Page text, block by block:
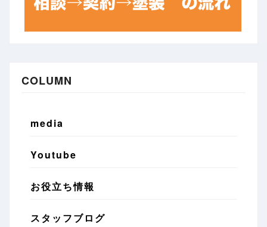
COLUMN
media
Youtube
お役立ち情報
スタッフブログ